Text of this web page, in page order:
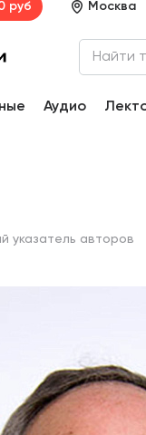
руб Москва
Аудио
указатель авторов